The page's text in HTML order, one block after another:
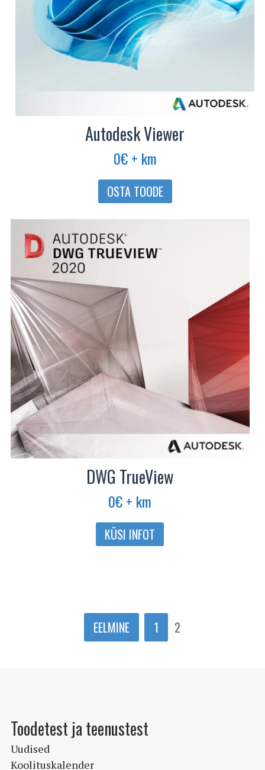
Autodesk Viewer
0€ + km
OSTA TOODE
DWG TrueView
0€+ km
KÜSI INFOT
EELMINE 1 2
Toodetest ja teenustest
Uudised
Koolituskalender